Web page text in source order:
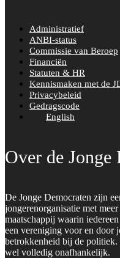
Administratief
ANBI-status
Commissie van Beroep
Financiën
Statuten & HR
Kennismaken met de
Privacybeleid
Gedragscode
English
Over de Jonge
De Jonge Democraten zijn
jongerenorganisatie met
maatschappij waarin
een vereniging voor en door
betrokkenheid bij de
wel volledig onafhankelijk.